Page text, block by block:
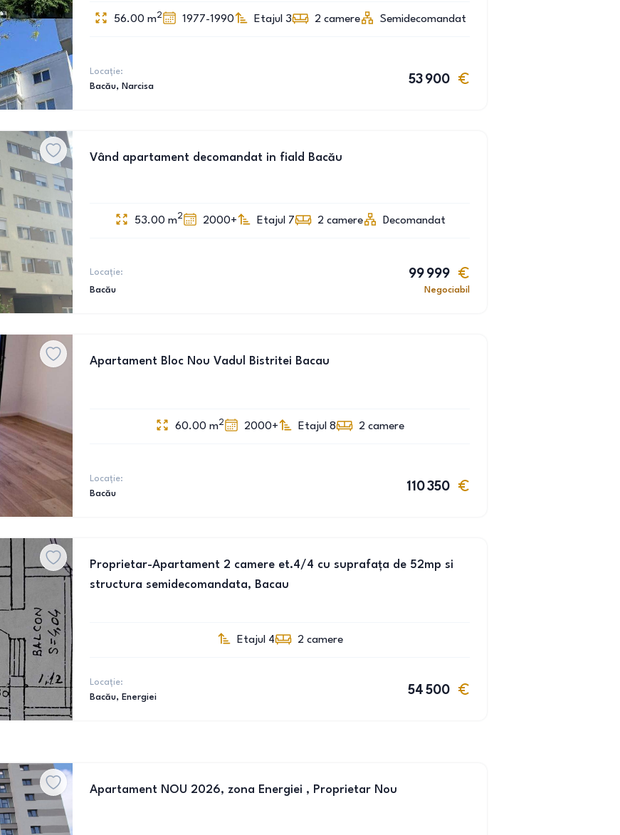
56.00 m2 1977-1990 Etajul 3 2 camere Semidecomandat
Locație:
Bacău, Narcisa
53 900
Vând apartament decomandat in fiald Bacău
53.00 m2 2000+ Etajul 7 2 camere Decomandat
Locație:
Bacău
99 999
Negociabil
Apartament Bloc Nou Vadul Bistritei Bacau
60.00 m2 2000+ Etajul 8 2 camere
Locație:
Bacău
110 350
Proprietar-Apartament 2 camere et.4/4 cu suprafața de 52mp si
structura semidecomandata, Bacau
Etajul 4 2 camere
Locație:
Bacău, Energiei
54 500
Apartament NOU 2026, zona Energiei , Proprietar Nou